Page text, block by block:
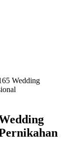
Wedding